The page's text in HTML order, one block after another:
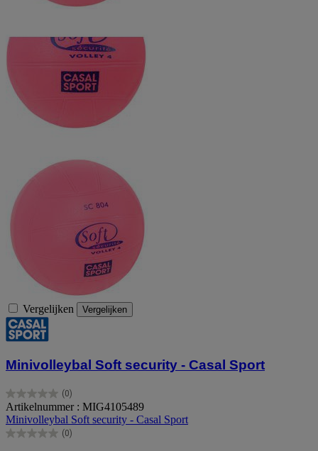
Vergelijken Vergelijken
Minivolleybal Soft security - Casal Sport
(0)
0.0
van
de
5
Artikelnummer : MIG4105489
Minivolleybal Soft security - Casal Sport
(0)
0.0